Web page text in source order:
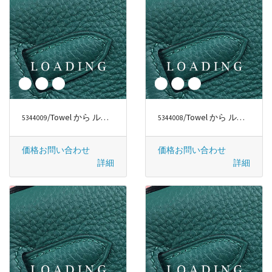
イヴィトン/LOUIS VUITTON
5344009/Towel から ルイヴィトン/LOUIS VUITTON
価格お問い合わせ
詳細
5344008/Towel から ルイヴィトン/LOUIS VUITTON
価格お問い合わせ
詳細